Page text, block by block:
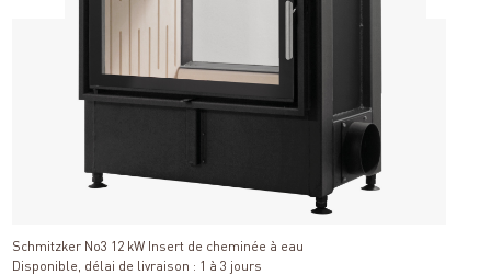
Schmitzker No3 12 kW Insert de cheminée à eau
Disponible, délai de livraison : 1 à 3 jours